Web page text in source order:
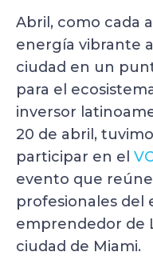
Abril, como cada
energía vibrante
ciudad en un
para el
inversor
20 de abril,
participar en el
evento que
profesionales del
emprendedor de
ciudad de Miami.